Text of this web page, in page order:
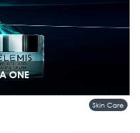
ONE
รถชั้นนำ ผลลัพธ์ที่ได้คือคอลเลคชั่นพิ
Skin Care